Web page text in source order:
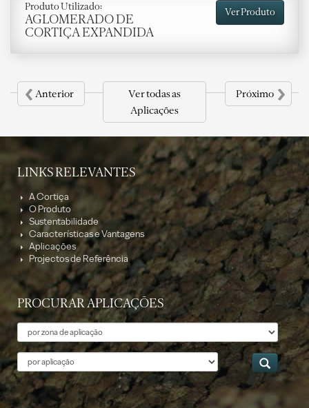
Produto Utilizado:
AGLOMERADO DE
CORTIÇA EXPANDIDA
Ver Produto
‹Anterior
Ver todas as
Aplicações
Próximo›
LINKS RELEVANTES
A Cortiça
O Produto
Sustentabilidade
Características e Vantagens
Aplicações
Projectos de Referência
PROCURAR APLICAÇÕES
Tema
Aplicação